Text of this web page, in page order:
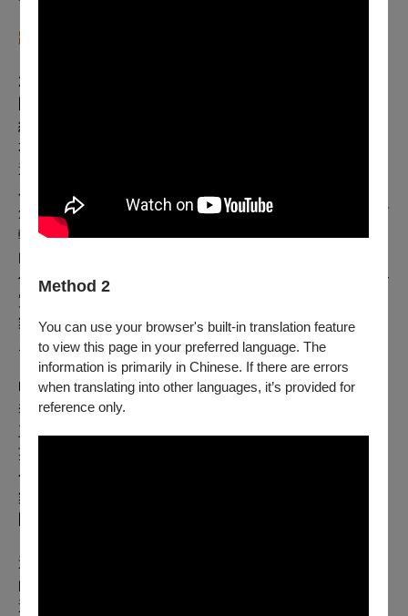
Method 2
You can use your browser's built-in translation feature
to view this page in your preferred language. The
information is primarily in Chinese. If there are errors
when translating into other languages, it’s provided for
reference only.
跨領域、更寬廣的藝術表現
2017年進港浪製作洪唯堯在松煙LAB的《人類派對》，一
約過了20多分鐘後進入另個空間的觀眾席坐下，會發現原
本的隔間是一面單向窺視鏡，等到下一場的觀眾進入，這
邊就有導遊透過耳機為觀眾導覽「展區」中人類的種種行
為。風格涉的李銘宸如橫空出世般的導演手法，所推出的
創作如《Dear all》、《擺爛》、《＃》等有著新世代的剪
輯拼貼，有著靈活的物件運用，表演者調度有著當代舞蹈
的既視感
作品有著幾分神似。複象公場2020年的《大橋1988》結合
實境劇場與社區導覽APP的應用，以大橋町社區作為戲劇
舞台，帶領觀眾穿梭駐足在裝置過的廢棄房舍內，以在地
史料故事串起不同動線。
明日和合製作所的洪千涵、黃鼎云、張剛華，以及風格涉
李銘宸，都畢業自北藝大戲劇系，在校時都不約而同深受
王嘉明創作的影響，明日和合的創作也受到洪千涵後來赴
英國所學與黃鼎云繼續在跨域研究所鑽研的影響。而複象
公場則由台藝大戲劇畢業的雙胞胎兄弟李承寯、李承叡與
舞蹈系王珩共同成立，同樣都出身於江源祥的「破空
這個世代創作者從觀眾的體驗出發，突破了上個世代在乎
的觀眾人數，對於戲劇、劇場的定義更為寬廣與跨界，也
透過網路世界開拓更大的視野與想像，嘗試實踐各種類型